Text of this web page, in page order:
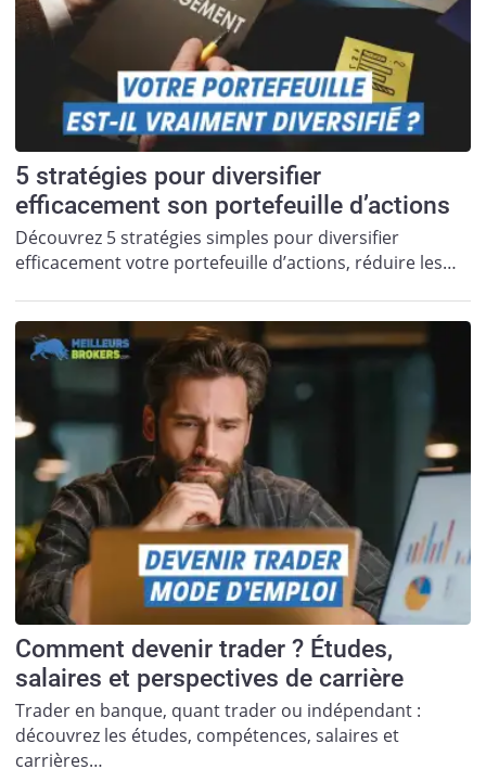
5 stratégies pour diversifier
efficacement son portefeuille d’actions
Découvrez 5 stratégies simples pour diversifier
efficacement votre portefeuille d’actions, réduire les…
Comment devenir trader ? Études,
salaires et perspectives de carrière
Trader en banque, quant trader ou indépendant :
découvrez les études, compétences, salaires et
carrières…